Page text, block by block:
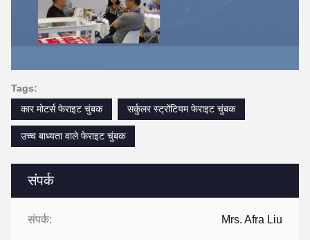
संपर्क
संपर्क: Mrs. Afra Liu
Tags:
कार मोटर्स फेराइट चुंबक
सर्कुलर स्ट्रोंटियम फेराइट चुंबक
उच्च बाध्यता वाले फेराइट चुंबक